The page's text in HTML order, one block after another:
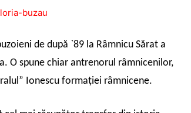
de după `89 la Râmnicu Sărat a
O spune chiar antrenorul râmnicenilor,
Ionescu formaţiei râmnicene.